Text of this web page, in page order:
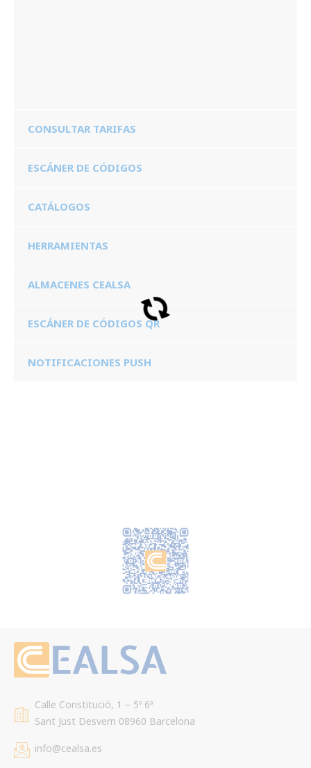
CONSULTAR TARIFAS
ESCÁNER DE CÓDIGOS
CATÁLOGOS
HERRAMIENTAS
ALMACENES CEALSA
ESCÁNER DE CÓDIGOS QR
NOTIFICACIONES PUSH
Calle Constitució, 1 – 5º 6ª
Sant Just Desvern 08960 Barcelona
info@cealsa.es